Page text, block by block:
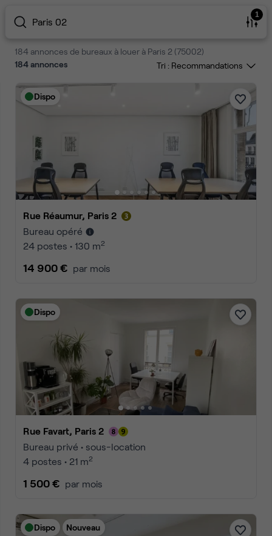
Paris 02
1
184 annonces de bureaux à louer à Paris 2 (75002)
184annonces Tri :
Dispo
Rue Réaumur, Paris 2
Bureau opéré
24 postes • 130 m2
14 900 € par mois
Dispo
Rue Favart, Paris 2
Bureau privé • sous-location
4 postes • 21 m2
1 500 € par mois
Dispo Nouveau